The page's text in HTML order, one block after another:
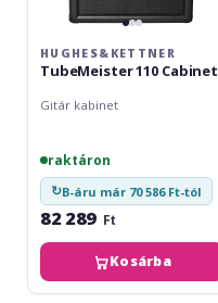
HUGHES&KETTNER
TubeMeister 110 Cabinet
Gitár kabinet
raktáron
↻B-áru már 70 586 Ft-tól
82 289 Ft
Kosárba